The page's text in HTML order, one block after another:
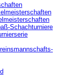
Schachturniere